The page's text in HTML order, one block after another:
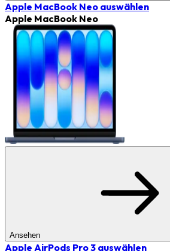
Apple MacBook Neo auswählen
Apple MacBook Neo
Ansehen
Apple AirPods Pro 3 auswählen